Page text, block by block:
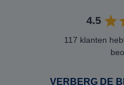
4.5
117 klanten
VERBERG DE